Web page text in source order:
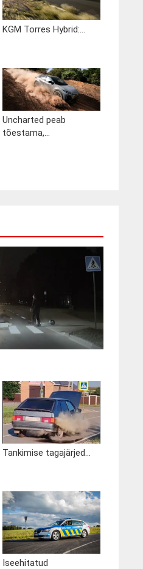
KGM Torres Hybrid:...
Uncharted peab
tõestama,...
Tankimise tagajärjed...
Iseehitatud